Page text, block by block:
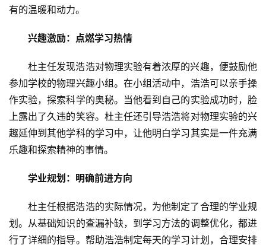
资
讯
有的温暖和动力。
兴趣激励：点燃学习热情
杜主任发现浩浩对物理实验有着浓厚的兴趣，便鼓励他
参加学校的物理兴趣小组。在小组活动中，浩浩可以亲手操
作实验，探索科学的奥秘。当他看到自己的实验成功时，脸
上露出了久违的笑容。杜主任还引导浩浩将对物理实验的兴
趣延伸到其他学科的学习中，让他明白学习其实是一件充满
乐趣和探索精神的事情。
学业规划：明确前进方向
杜主任根据浩浩的实际情况，为他制定了合理的学业规
划。从基础知识的查漏补缺，到学习方法的调整优化，都进
行了详细的指导。帮助浩浩制定每天的学习计划，合理安排